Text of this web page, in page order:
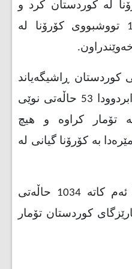
لە کوردستان کرد و
ڕایگەیاند لە ئێستادا 156 تووشبووی کۆرۆنا لە
ڕاشیگەیاند
لە ماوەی 24 کاتژمێری ڕابردوودا 53 حاڵەتی نوێی
تۆمار کراوە و هیچ
لەو 24 کاتژمێرەدا بە کۆرۆنا گیانی لە
ڕەزاعی زیادیشی کرد تا ئەم کاتە 1034 حاڵەتی
کوردستان تۆمار